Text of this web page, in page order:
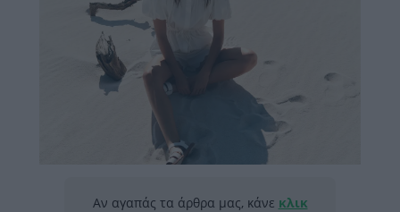
Αν αγαπάς τα άρθρα μας, κάνε κλικ